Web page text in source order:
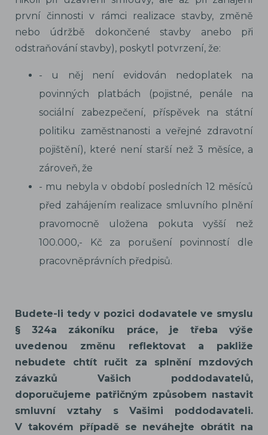
první činnosti v rámci realizace stavby, změně
nebo údržbě dokončené stavby anebo při
odstraňování stavby), poskytl potvrzení, že:
- u něj není evidován nedoplatek na
povinných platbách (pojistné, penále na
sociální zabezpečení, příspěvek na státní
politiku zaměstnanosti a veřejné zdravotní
pojištění), které není starší než 3 měsíce, a
zároveň, že
- mu nebyla v období posledních 12 měsíců
před zahájením realizace smluvního plnění
pravomocně uložena pokuta vyšší než
100.000,- Kč za porušení povinností dle
pracovněprávních předpisů.
Budete-li tedy v pozici dodavatele ve smyslu
§ 324a zákoníku práce, je třeba výše
uvedenou změnu reflektovat a pakliže
nebudete chtít ručit za splnění mzdových
závazků Vašich poddodavatelů,
doporučujeme patřičným způsobem nastavit
smluvní vztahy s Vašimi poddodavateli.
V takovém případě se neváhejte obrátit na